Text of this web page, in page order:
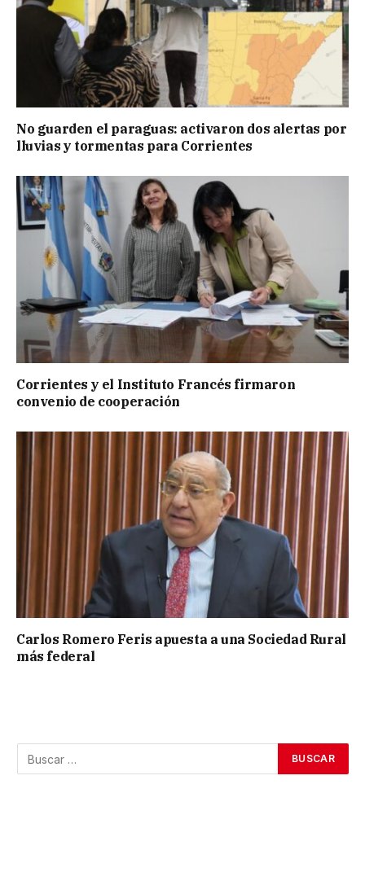
No guarden el paraguas: activaron dos alertas por
lluvias y tormentas para Corrientes
Corrientes y el Instituto Francés firmaron
convenio de cooperación
Carlos Romero Feris apuesta a una Sociedad Rural
más federal